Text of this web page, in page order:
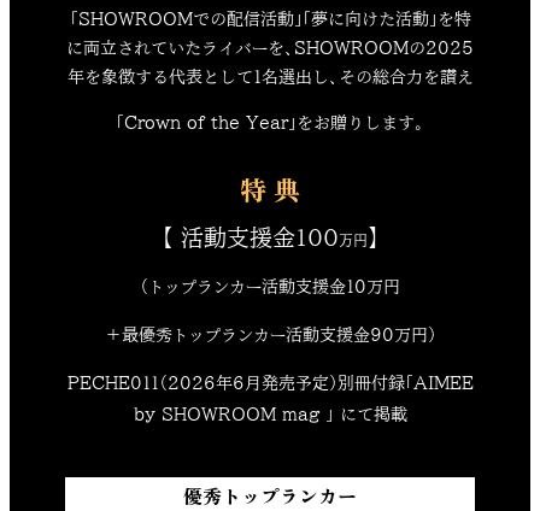
「SHOWROOMでの配信活動」「夢に向けた活動」を特
に両立されていたライバーを、SHOWROOMの2025
年を象徴する代表として1名選出し、その総合力を讃え
「Crown of the Year」をお贈りします。
特 典
【 活動支援金100万円 】
（トップランカー活動支援金10万円
＋最優秀トップランカー活動支援金90万円）
PECHE011（2026年6月発売予定）別冊付録「AIMEE
by SHOWROOM mag 」 にて掲載
優秀トップランカー